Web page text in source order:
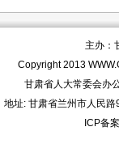
求——一论宪
主办：
Copyright 2013
甘肃省人大常委会办
地址: 甘肃省兰州市人民
ICP备